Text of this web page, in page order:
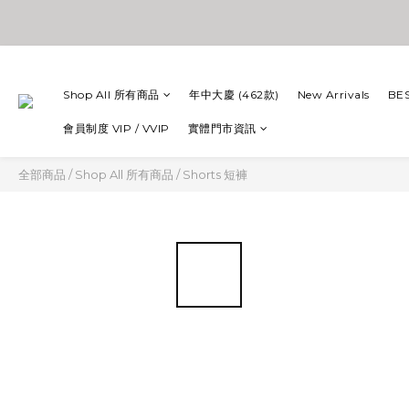
Shop All 所有商品 年中大慶 (462款) New Arrivals
會員制度 VIP / VVIP 實體門市資訊
全部商品 /Shop All 所有商品 /Shorts 短褲